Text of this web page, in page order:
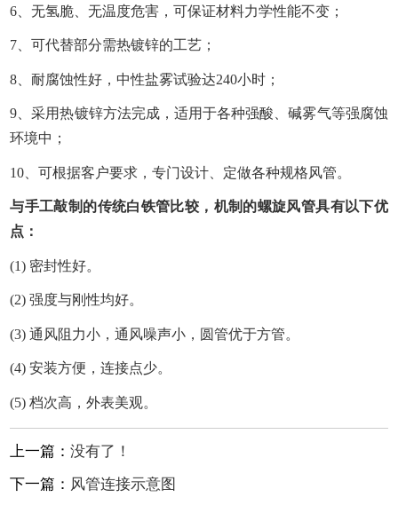
6、无氢脆、无温度危害，可保证材料力学性能不变；
7、可代替部分需热镀锌的工艺；
8、耐腐蚀性好，中性盐雾试验达240小时；
9、采用热镀锌方法完成，适用于各种强酸、碱雾气等强腐蚀
环境中；
10、可根据客户要求，专门设计、定做各种规格风管。
与手工敲制的传统白铁管比较，机制的螺旋风管具有以下优
点：
(1) 密封性好。
(2) 强度与刚性均好。
(3) 通风阻力小，通风噪声小，圆管优于方管。
(4) 安装方便，连接点少。
(5) 档次高，外表美观。
上一篇：没有了！
下一篇： 风管连接示意图